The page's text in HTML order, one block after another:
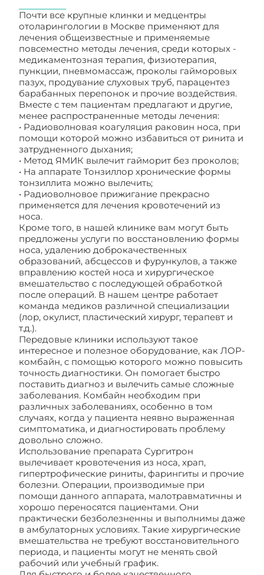
Почти все крупные клинки и медцентры
отоларингологии в Москве применяют для
лечения общеизвестные и применяемые
повсеместно методы лечения, среди которых -
медикаментозная терапия, физиотерапия,
пункции, пневмомассаж, проколы гайморовых
пазух, продувание слуховых труб, парацентез
барабанных перепонок и прочие воздействия.
Вместе с тем пациентам предлагают и другие,
менее распространенные методы лечения:
• Радиоволновая коагуляция раковин носа, при
помощи которой можно избавиться от ринита и
затрудненного дыхания;
• Метод ЯМИК вылечит гайморит без проколов;
• На аппарате Тонзиллор хронические формы
тонзиллита можно вылечить;
• Радиоволновое прижигание прекрасно
применяется для лечения кровотечений из
носа.
Кроме того, в нашей клинике вам могут быть
предложены услуги по восстановлению формы
носа, удалению доброкачественных
образований, абсцессов и фурункулов, а также
вправлению костей носа и хирургическое
вмешательство с последующей обработкой
после операций. В нашем центре работает
команда медиков различной специализации
(лор, окулист, пластический хирург, терапевт и
т.д.).
Передовые клиники используют такое
интересное и полезное оборудование, как ЛОР-
комбайн, с помощью которого можно повысить
точность диагностики. Он помогает быстро
поставить диагноз и вылечить самые сложные
заболевания. Комбайн необходим при
различных заболеваниях, особенно в том
случаях, когда у пациента неявно выраженная
симптоматика, и диагностировать проблему
довольно сложно.
Использование препарата Сургитрон
вылечивает кровотечения из носа, храп,
гипертрофические риниты, фарингиты и прочие
болезни. Операции, производимые при
помощи данного аппарата, малотравматичны и
хорошо переносятся пациентами. Они
практически безболезненны и выполнимы даже
в амбулаторных условиях. Такие хирургические
вмешательства не требуют восстановительного
периода, и пациенты могут не менять свой
рабочий или учебный график.